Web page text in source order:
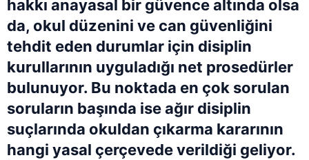
hakkı anayasal bir güvence altında olsa
da, okul düzenini ve can güvenliğini
tehdit eden durumlar için disiplin
kurullarının uyguladığı net prosedürler
bulunuyor. Bu noktada en çok sorulan
soruların başında ise ağır disiplin
suçlarında okuldan çıkarma kararının
hangi yasal çerçevede verildiği geliyor.